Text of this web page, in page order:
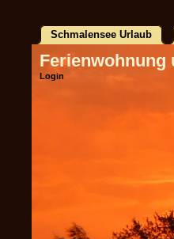
Schmalensee Urlaub
Ferienwohnung
Login